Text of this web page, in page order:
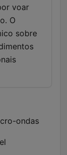
voar
O
sobre
ondas